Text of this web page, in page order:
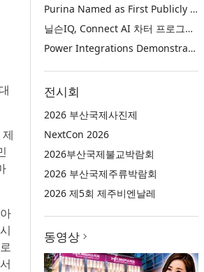
Purina Named as First Publicly Announced NIQ ConnectAI Charter Client
닐슨IQ, Connect AI 차터 프로그램 최초 고객사 ‘퓨리나’ 선정
Power Integrations Demonstrates World’s First 2200 V GaN Technology for Next-Era High-Voltage Power Systems
전시회
2026 부산국제사진제
NextCon 2026
2026부산국제불교박람회
2026 부산국제주류박람회
2026 제5회 제주비엔날레
동영상